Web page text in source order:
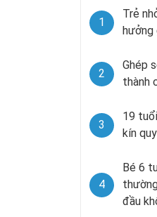
1
Trẻ
hưởng
2
Ghép
thành
3
19
kín
4
Bé 6
đầu